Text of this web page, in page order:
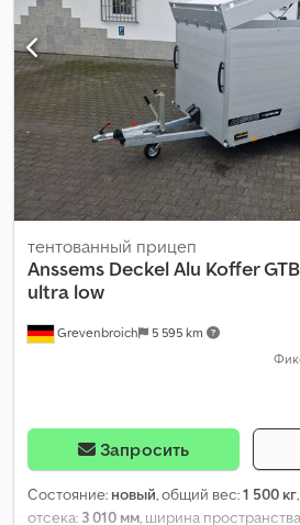
Grevenbroich 5 595 km
тентованный прицеп
Anssems Deckel Alu Koffer
ultra low
Запросить
Состояние: новый, общий вес:1 500 кг
отсека: 3 010 мм, ширина